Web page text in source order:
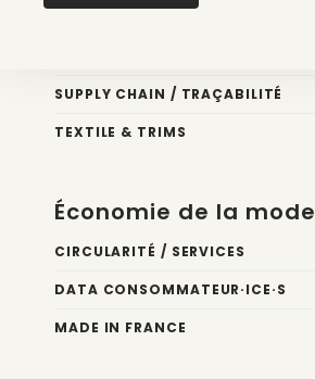
Éco conception
SUPPLY CHAIN / TRAÇABILITÉ
TEXTILE & TRIMS
Économie de la mode
CIRCULARITÉ / SERVICES
DATA CONSOMMATEUR·ICE·S
MADE IN FRANCE